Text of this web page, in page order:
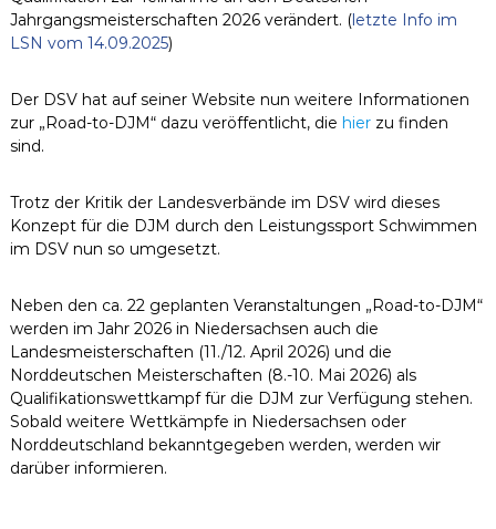
Jahrgangsmeisterschaften 2026 verändert. (letzte Info im
LSN vom 14.09.2025)
Der DSV hat auf seiner Website nun weitere Informationen
zur „Road-to-DJM“ dazu veröffentlicht, die hierzu finden
sind.
Trotz der Kritik der Landesverbände im DSV wird dieses
Konzept für die DJM durch den Leistungssport Schwimmen
im DSV nun so umgesetzt.
Neben den ca. 22 geplanten Veranstaltungen „Road-to-DJM“
werden im Jahr 2026 in Niedersachsen auch die
Landesmeisterschaften (11./12. April 2026) und die
Norddeutschen Meisterschaften (8.-10. Mai 2026) als
Qualifikationswettkampf für die DJM zur Verfügung stehen.
Sobald weitere Wettkämpfe in Niedersachsen oder
Norddeutschland bekanntgegeben werden, werden wir
darüber informieren.